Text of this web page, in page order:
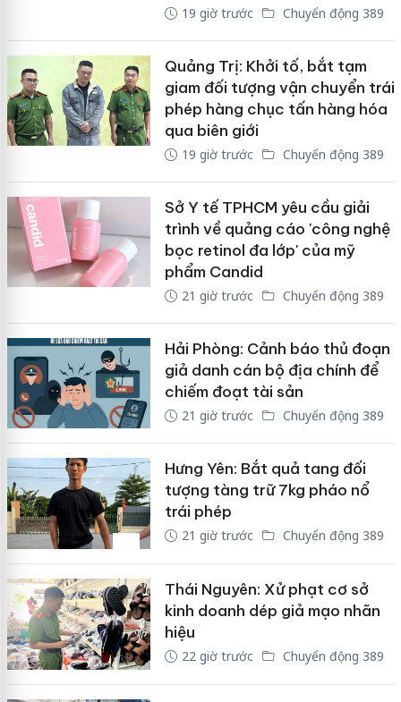
19 giờ trước Chuyển động 389
Quảng Trị: Khởi tố, bắt tạm
giam đối tượng vận chuyển trái
phép hàng chục tấn hàng hóa
qua biên giới
19 giờ trước Chuyển động 389
Sở Y tế TPHCM yêu cầu giải
trình về quảng cáo 'công nghệ
bọc retinol đa lớp' của mỹ
phẩm Candid
21 giờ trước Chuyển động 389
Hải Phòng: Cảnh báo thủ đoạn
giả danh cán bộ địa chính để
chiếm đoạt tài sản
21 giờ trước Chuyển động 389
Hưng Yên: Bắt quả tang đối
tượng tàng trữ 7kg pháo nổ
trái phép
21 giờ trước Chuyển động 389
Thái Nguyên: Xử phạt cơ sở
kinh doanh dép giả mạo nhãn
hiệu
22 giờ trước Chuyển động 389